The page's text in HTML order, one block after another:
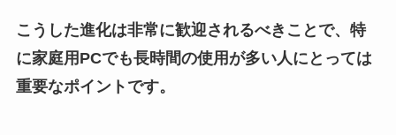
こうした進化は非常に歓迎されるべきことで、特
に家庭用PCでも長時間の使用が多い人にとっては
重要なポイントです。